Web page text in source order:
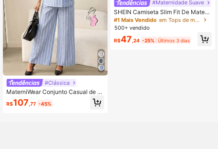
#Clássica
MaterniWear Conjunto Casual de 2
Peças com Listras, Regata e Gola, V
ersátil para o Verão, Gestante
R$107 ,77 -45%
#Maternidade Suave
SHEIN Camiseta Slim Fit De Matern
idade Com Franzido Lateral E Cor S
ólida
#1 Mais Vendido
em Tops de maternidade
500+ vendido
R$47 ,24 -25% Últimos 3 dias